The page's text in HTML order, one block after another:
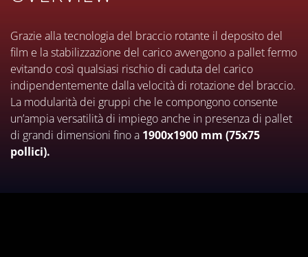
Grazie alla tecnologia del braccio rotante il deposito del
film e la stabilizzazione del carico avvengono a pallet fermo
evitando così qualsiasi rischio di caduta del carico
indipendentemente dalla velocità di rotazione del braccio.
La modularità dei gruppi che le compongono consente
un’ampia versatilità di impiego anche in presenza di pallet
di grandi dimensioni fino a 1900x1900 mm (75x75
pollici).